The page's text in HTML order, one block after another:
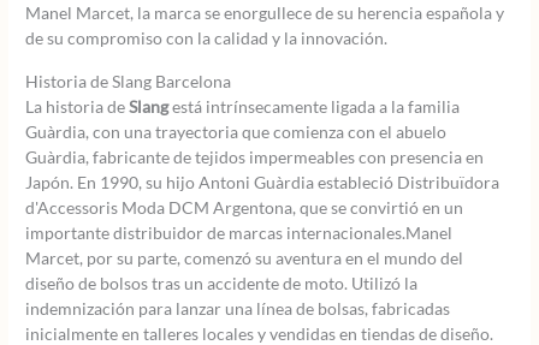
Manel Marcet, la marca se enorgullece de su herencia española y
de su compromiso con la calidad y la innovación.
Historia de Slang Barcelona
La historia deSlangestá intrínsecamente ligada a la familia
Guàrdia, con una trayectoria que comienza con el abuelo
Guàrdia, fabricante de tejidos impermeables con presencia en
Japón. En 1990, su hijo Antoni Guàrdia estableció Distribuïdora
d'Accessoris Moda DCM Argentona, que se convirtió en un
importante distribuidor de marcas internacionales.Manel
Marcet, por su parte, comenzó su aventura en el mundo del
diseño de bolsos tras un accidente de moto. Utilizó la
indemnización para lanzar una línea de bolsas, fabricadas
inicialmente en talleres locales y vendidas en tiendas de diseño.